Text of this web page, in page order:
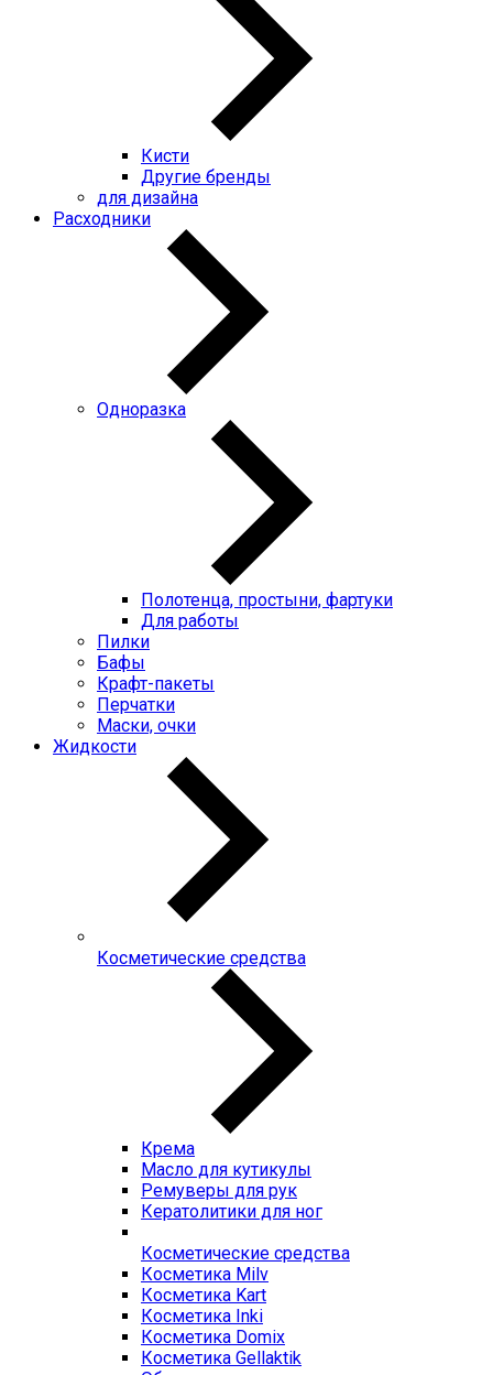
Кисти
Другие бренды
для дизайна
Расходники
Одноразка
Полотенца, простыни, фартуки
Для работы
Пилки
Бафы
Крафт-пакеты
Перчатки
Маски, очки
Жидкости
Косметические средства
Крема
Масло для кутикулы
Ремуверы для рук
Кератолитики для ног
Косметические средства
Косметика Milv
Косметика Kart
Косметика Inki
Косметика Domix
Косметика Gellaktik